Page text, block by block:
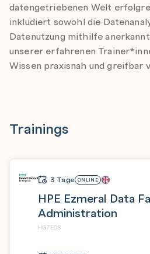
datengetriebenen Welt
inkludiert sowohl die
Datenutzung mithilfe
unserer erfahrenen
Wissen praxisnah und greifbar
Trainings
3 Tage ONLINE
HPE Ezmeral Data
Administration
HG7E0S